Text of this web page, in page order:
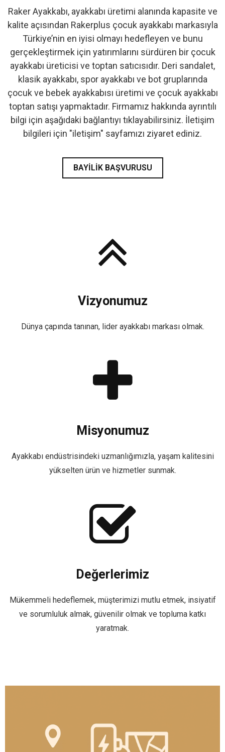
- İlk Adım & Bebek Ayakkabı
- Babetler
Raker Ayakkabı, ayakkabı üretimi alanında kapasite ve
kalite açısından Rakerplus çocuk ayakkabı markasıyla
Türkiye’nin en iyisi olmayı hedefleyen ve bunu
gerçekleştirmek için yatırımlarını sürdüren bir çocuk
ayakkabı üreticisi ve toptan satıcısıdır. Deri sandalet,
klasik ayakkabı, spor ayakkabı ve bot gruplarında
çocuk ve bebek ayakkabısı üretimi ve çocuk ayakkabı
toptan satışı yapmaktadır. Firmamız hakkında ayrıntılı
bilgi için aşağıdaki bağlantıyı tıklayabilirsiniz. İletişim
bilgileri için "iletişim" sayfamızı ziyaret ediniz.
BAYILIK BAŞVURUSU
Vizyonumuz
Dünya çapında tanınan, lider ayakkabı markası olmak.
Misyonumuz
Ayakkabı endüstrisindeki uzmanlığımızla, yaşam kalitesini
yükselten ürün ve hizmetler sunmak.
Değerlerimiz
Mükemmeli hedeflemek, müşterimizi mutlu etmek, insiyatif
ve sorumluluk almak, güvenilir olmak ve topluma katkı
yaratmak.